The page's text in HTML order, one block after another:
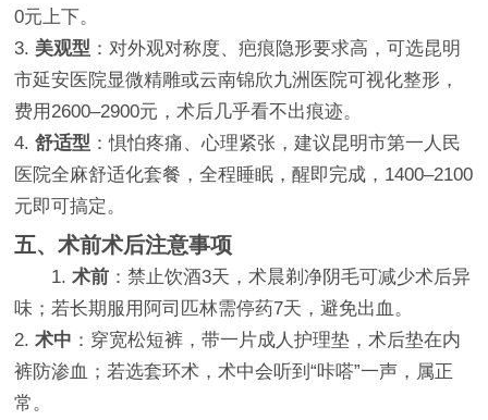
0元上下。
3. 美观型 ：对外观对称度、疤痕隐形要求高，可选昆明
市延安医院显微精雕或云南锦欣九洲医院可视化整形，
费用2600–2900元，术后几乎看不出痕迹。
4.舒适型 ：惧怕疼痛、心理紧张，建议昆明市第一人民
医院全麻舒适化套餐，全程睡眠，醒即完成，1400–2100
元即可搞定。
五、术前术后注意事项
1.术前 ：禁止饮酒3天，术晨剃净阴毛可减少术后异
味；若长期服用阿司匹林需停药7天，避免出血。
2.术中 ：穿宽松短裤，带一片成人护理垫，术后垫在内
裤防渗血；若选套环术，术中会听到“咔嗒”一声，属正
常。